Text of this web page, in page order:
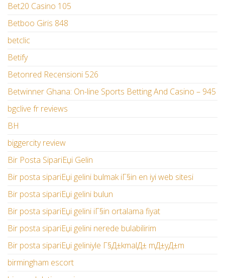
Bet20 Casino 105
Betboo Giris 848
betclic
Betify
Betonred Recensioni 526
Betwinner Ghana: On-line Sports Betting And Casino – 945
bgclive fr reviews
BH
biggercity review
Bir Posta SipariЕџi Gelin
Bir posta sipariЕџi gelini bulmak iГ§in en iyi web sitesi
Bir posta sipariЕџi gelini bulun
Bir posta sipariЕџi gelini iГ§in ortalama fiyat
Bir posta sipariЕџi gelini nerede bulabilirim
Bir posta sipariЕџi geliniyle Г§Д±kmalД± mД±yД±m
birmingham escort